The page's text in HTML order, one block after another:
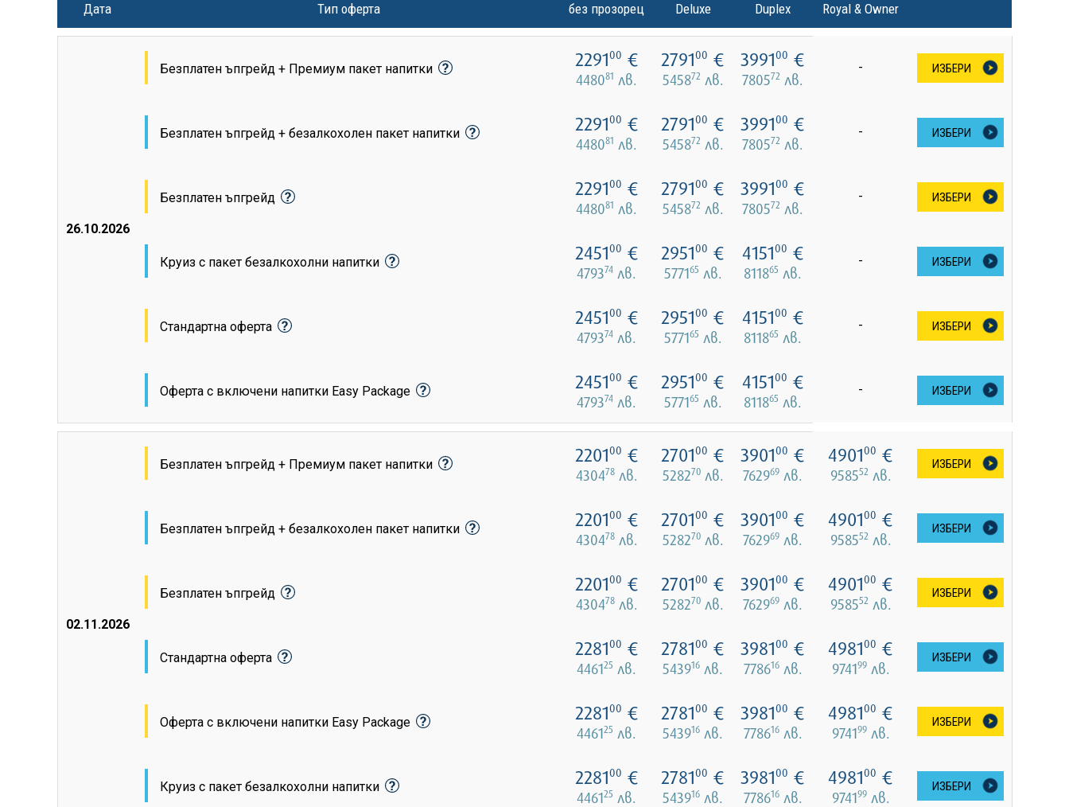
Дата Тип оферта без прозорец Deluxe Duplex Royal & Owner
26.10.2026
Безплатен ъпгрейд + Премиум пакет напитки 229100 €
448081 лв.
279100 €
545872 лв.
399100 €
780572 лв.
- ИЗБЕРИ
Безплатен ъпгрейд + безалкохолен пакет напитки 229100 €
448081 лв.
279100 €
545872 лв.
399100 €
780572 лв.
- ИЗБЕРИ
Безплатен ъпгрейд 229100 €
448081 лв.
279100 €
545872 лв.
399100 €
780572 лв.
- ИЗБЕРИ
Круиз с пакет безалкохолни напитки 245100 €
479374 лв.
295100 €
577165 лв.
415100 €
811865 лв.
- ИЗБЕРИ
Стандартна оферта 245100 €
479374 лв.
295100 €
577165 лв.
415100 €
811865 лв.
- ИЗБЕРИ
Оферта с включени напитки Easy Package 245100 €
479374 лв.
295100 €
577165 лв.
415100 €
811865 лв.
- ИЗБЕРИ
02.11.2026
Безплатен ъпгрейд + Премиум пакет напитки 220100 €
430478лв.
270100 €
528270лв.
390100 €
762969 лв.
490100 €
958552 лв.
ИЗБЕРИ
Безплатен ъпгрейд + безалкохолен пакет напитки 220100 €
430478лв.
270100 €
528270лв.
390100 €
762969 лв.
490100 €
958552 лв.
ИЗБЕРИ
Безплатен ъпгрейд 220100 €
430478лв.
270100 €
528270лв.
390100 €
762969 лв.
490100 €
958552 лв.
ИЗБЕРИ
Стандартна оферта 228100 €
446125 лв.
278100 €
543916 лв.
398100 €
778616лв.
498100 €
974199лв.
ИЗБЕРИ
Оферта с включени напитки Easy Package 228100 €
446125 лв.
278100 €
543916 лв.
398100 €
778616лв.
498100 €
974199лв.
ИЗБЕРИ
Круиз с пакет безалкохолни напитки 228100 €
446125 лв.
278100 €
543916 лв.
398100 €
778616лв.
498100 €
974199лв.
ИЗБЕРИ